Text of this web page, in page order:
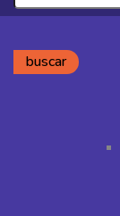
buscar